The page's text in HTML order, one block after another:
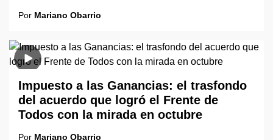
Por Mariano Obarrio
Impuesto a las Ganancias: el trasfondo
del acuerdo que logró el Frente de
Todos con la mirada en octubre
Por Mariano Obarrio